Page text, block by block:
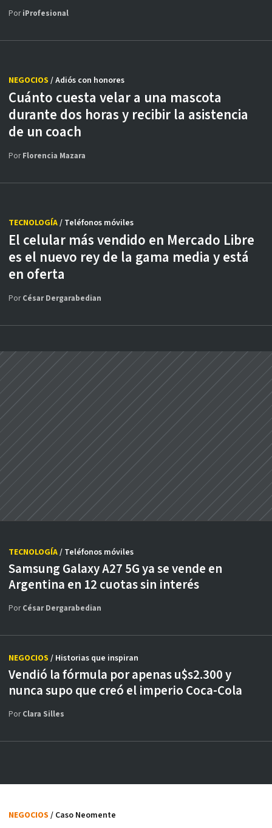
PoriProfesional
Cuánto cuesta velar a una mascota
durante dos horas y recibir la asistencia
de un coach
NEGOCIOS / Adiós con honores
PorFlorencia Mazara
El celular más vendido en Mercado Libre
es el nuevo rey de la gama media y está
en oferta
TECNOLOGÍA/ Teléfonos móviles
PorCésar Dergarabedian
Samsung Galaxy A27 5G ya se vende en
Argentina en 12 cuotas sin interés
TECNOLOGÍA/ Teléfonos móviles
PorCésar Dergarabedian
Vendió la fórmula por apenas u$s2.300 y
nunca supo que creó el imperio Coca-Cola
NEGOCIOS / Historias que inspiran
PorClara Silles
NEGOCIOS / Caso Neomente